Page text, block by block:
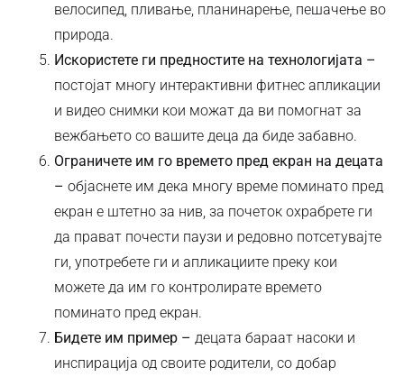
велосипед, пливање, планинарење, пешачење во
природа.
Искористете ги предностите на технологијата –
постојат многу интерактивни фитнес апликации
и видео снимки кои можат да ви помогнат за
вежбањето со вашите деца да биде забавно.
Ограничете им го времето пред екран на децата
– објаснете им дека многу време поминато пред
екран е штетно за нив, за почеток охрабрете ги
да прават почести паузи и редовно потсетувајте
ги, употребете ги и апликациите преку кои
можете да им го контролирате времето
поминато пред екран.
Бидете им пример – децата бараат насоки и
инспирација од своите родители, со добар